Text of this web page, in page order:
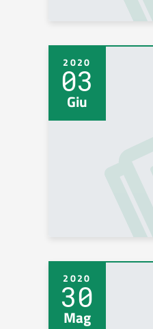
2020
03
Giu
2020
30
Mag